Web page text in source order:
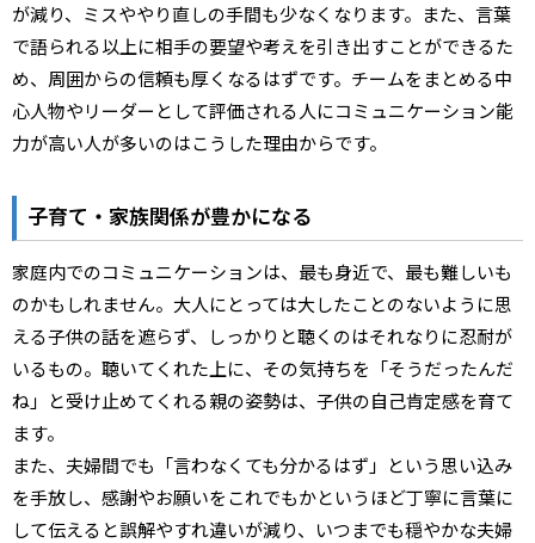
が減り、ミスややり直しの手間も少なくなります。また、言葉
で語られる以上に相手の要望や考えを引き出すことができるた
め、周囲からの信頼も厚くなるはずです。チームをまとめる中
心人物やリーダーとして評価される人にコミュニケーション能
力が高い人が多いのはこうした理由からです。
子育て・家族関係が豊かになる
家庭内でのコミュニケーションは、最も身近で、最も難しいも
のかもしれません。大人にとっては大したことのないように思
える子供の話を遮らず、しっかりと聴くのはそれなりに忍耐が
いるもの。聴いてくれた上に、その気持ちを「そうだったんだ
ね」と受け止めてくれる親の姿勢は、子供の自己肯定感を育て
ます。
また、夫婦間でも「言わなくても分かるはず」という思い込み
を手放し、感謝やお願いをこれでもかというほど丁寧に言葉に
して伝えると誤解やすれ違いが減り、いつまでも穏やかな夫婦